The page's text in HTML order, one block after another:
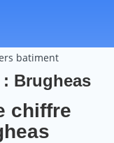
batiment
Brugheas
chiffre